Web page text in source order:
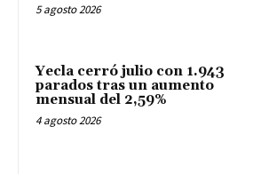
5 agosto 2026
Yecla cerró julio con 1.943
parados tras un aumento
mensual del 2,59%
4 agosto 2026